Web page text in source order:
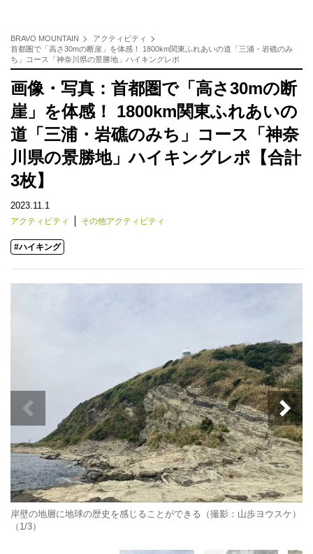
BRAVO MOUNTAIN
アクティビティ
首都圏で「高さ30mの断崖」を体感！ 1800km関東ふれあいの道「三浦・岩礁のみ
ち」コース「神奈川県の景勝地」ハイキングレポ
画像・写真：首都圏で「高さ30mの断
崖」を体感！ 1800km関東ふれあいの
道「三浦・岩礁のみち」コース「神奈
川県の景勝地」ハイキングレポ【合計
3枚】
2023.11.1
アクティビティ その他アクティビティ
#ハイキング
岸壁の地層に地球の歴史を感じることができる（撮影：山歩ヨウスケ）
（1/3）